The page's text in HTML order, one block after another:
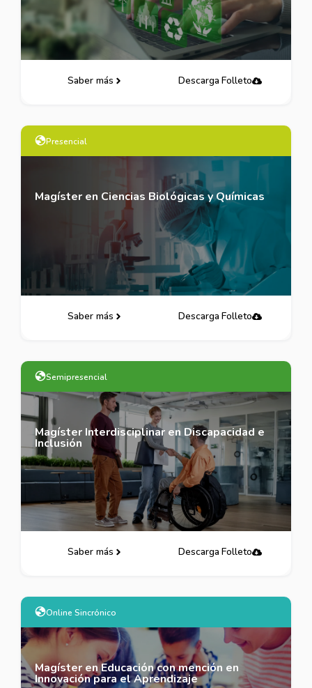
Saber más Descarga Folleto
Presencial
Magíster en Ciencias Biológicas y Químicas
Saber más Descarga Folleto
Semipresencial
Magíster Interdisciplinar en Discapacidad e
Inclusión
Saber más Descarga Folleto
Online Sincrónico
Magíster en Educación con mención en
Innovación para el Aprendizaje